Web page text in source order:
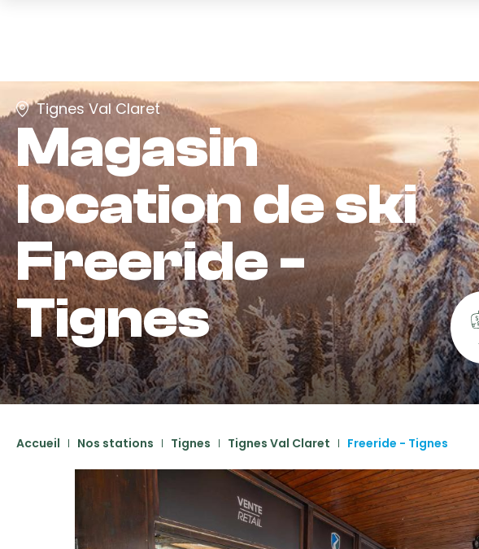
Tignes Val Claret
Magasin
location de ski
Freeride -
Tignes
Accueil Nos stations Tignes Tignes Val Claret Freeride - Tignes